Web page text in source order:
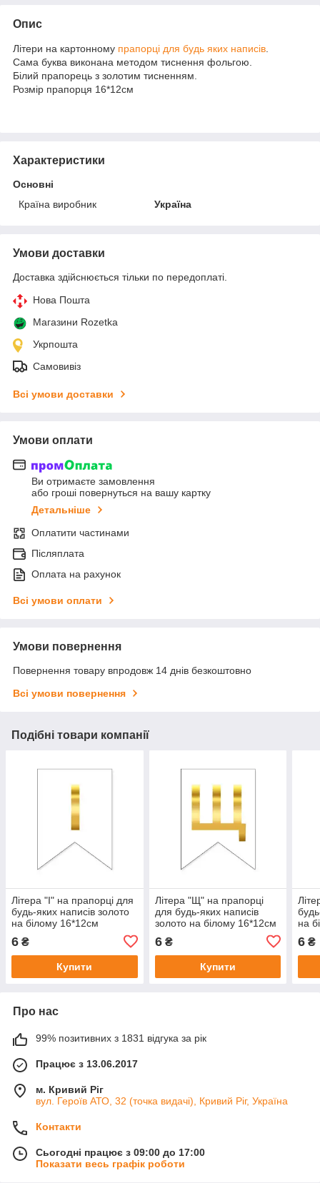
Опис
Літери на картонному прапорці для будь яких написів
Сама буква виконана методом тиснення фольгою.
Білий прапорець з золотим тисненням.
Розмір прапорця 16*12см
Характеристики
Основні
Країна виробник
Україна
Умови доставки
Доставка здійснюється тільки по передоплаті.
Нова Пошта
Магазини Rozetka
Укрпошта
Самовивіз
Всі умови доставки
Умови оплати
Ви отримаєте замовлення
або гроші повернуться на вашу картку
Детальніше
Оплатити частинами
Післяплата
Оплата на рахунок
Всі умови оплати
Умови повернення
Повернення товару впродовж 14 днів безкоштовно
Всі умови повернення
Подібні товари компанії
Літера "І" на прапорці для
будь-яких написів золото
на білому 16*12см
6 ₴
Купити
Літера "Щ" на прапорці
для будь-яких написів
золото на білому 16*12см
6₴
Купити
на
6 ₴
Про нас
99% позитивних з 1831 відгука за рік
Працює з 13.06.2017
м. Кривий Ріг
вул. Героїв АТО, 32 (точка видачі), Кривий Ріг, Україна
Контакти
Сьогодні працює з 09:00 до 17:00
Показати весь графік роботи